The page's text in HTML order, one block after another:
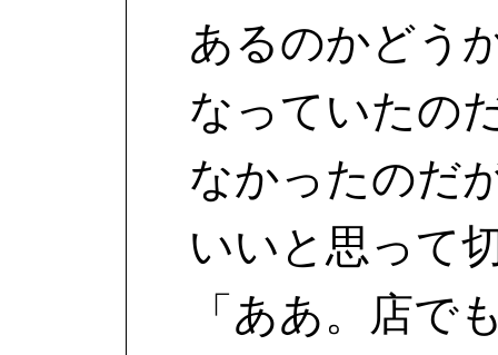
あるのかどう
なっていたの
なかったのだ
いいと思って
「ああ。店で